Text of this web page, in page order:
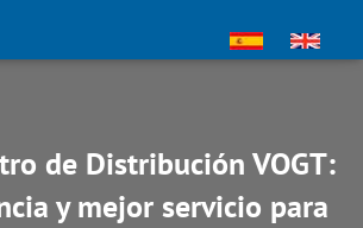
de Distribución VOGT:
y mejor servicio para